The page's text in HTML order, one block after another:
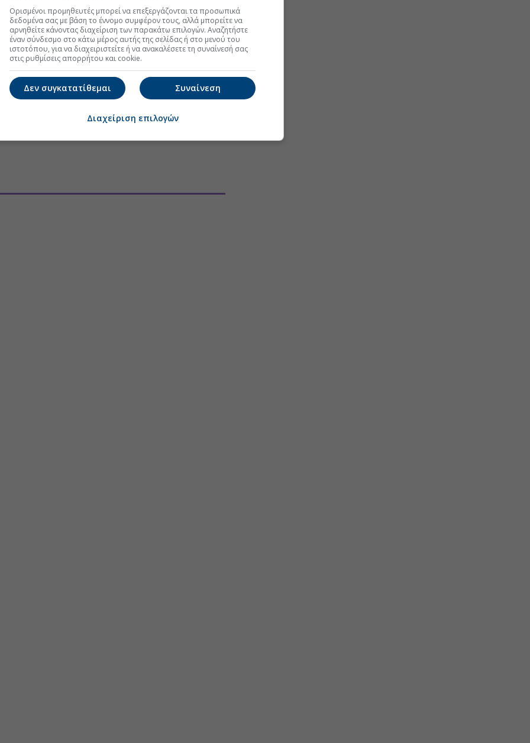
Ορισμένοι προμηθευτές μπορεί να επεξεργάζονται τα προσωπικά
δεδομένα σας με βάση το έννομο συμφέρον τους, αλλά μπορείτε να
αρνηθείτε κάνοντας διαχείριση των παρακάτω επιλογών. Αναζητήστε
έναν σύνδεσμο στο κάτω μέρος αυτής της σελίδας ή στο μενού του
ιστοτόπου, για να διαχειριστείτε ή να ανακαλέσετε τη συναίνεσή σας
στις ρυθμίσεις απορρήτου και cookie.
Συναίνεση
Δεν συγκατατίθεμαι
Διαχείριση επιλογών